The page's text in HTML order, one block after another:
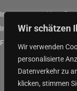
Wir schätzen
Wir verwenden
personalisierte
Datenverkehr zu
klicken, stimmen
Instagram |
Instagram |
Facebook | Klaus Fliege